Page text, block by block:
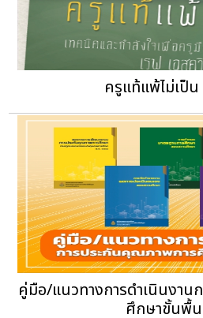
ครูแท้แพ้ไม่เป็
คู่มือ/แนวทางการดำเนินงา
ศึกษาขั้นพื้